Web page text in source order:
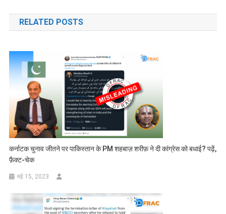
नेविगेशन
RELATED POSTS
कर्नाटक चुनाव जीतने पर पाकिस्तान के PM शहबाज़ शरीफ़ ने दी कांग्रेस को बधाई? पढ़ें,
फ़ैक्ट-चेक
मई 15, 2023